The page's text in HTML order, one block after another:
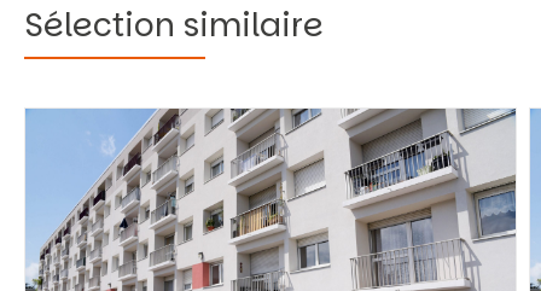
Sélection similaire